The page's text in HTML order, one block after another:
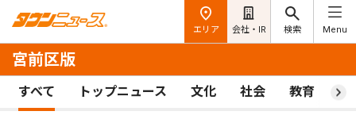
エリア 会社・IR 検索 Menu
宮前区版
すべて トップニュース 文化 社会 教育 ス